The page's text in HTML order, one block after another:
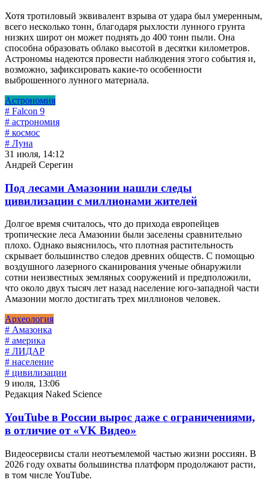
Хотя тротиловый эквивалент взрыва от удара был умеренным,
всего несколько тонн, благодаря рыхлости лунного грунта
низких широт он может поднять до 400 тонн пыли. Она
способна образовать облако высотой в десятки километров.
Астрономы надеются провести наблюдения этого события и,
возможно, зафиксировать какие-то особенности
выброшенного лунного материала.
Астрономия
# Falcon 9
# астрономия
# космос
# Луна
31 июля, 14:12
Андрей Серегин
Под лесами Амазонии нашли следы
цивилизации с миллионами жителей
Долгое время считалось, что до прихода европейцев
тропические леса Амазонии были заселены сравнительно
плохо. Однако выяснилось, что плотная растительность
скрывает большинство следов древних обществ. С помощью
воздушного лазерного сканирования ученые обнаружили
сотни неизвестных земляных сооружений и предположили,
что около двух тысяч лет назад население юго-западной части
Амазонии могло достигать трех миллионов человек.
Археология
# Амазонка
# америка
# ЛИДАР
# население
# цивилизации
9 июля, 13:06
Редакция Naked Science
YouTube в России вырос даже с ограничениями,
в отличие от «VK Видео»
Видеосервисы стали неотъемлемой частью жизни россиян. В
2026 году охваты большинства платформ продолжают расти,
в том числе YouTube.